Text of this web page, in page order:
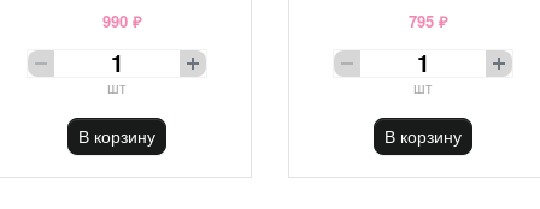
990 ₽
шт
В корзину
795 ₽
шт
В корзину